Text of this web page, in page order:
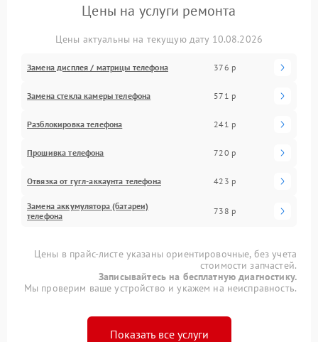
Цены на услуги ремонта
Цены актуальны на текущую дату 10.08.2026
Замена дисплея / матрицы телефона 376 р
Замена стекла камеры телефона 571 р
Разблокировка телефона 241 р
Прошивка телефона 720 р
Отвязка от гугл-аккаунта телефона 423 р
Замена аккумулятора (батареи)
телефона
738 р
Цены в прайс-листе указаны ориентировочные, без учета
стоимости запчастей.
Записывайтесь на бесплатную диагностику.
Мы проверим ваше устройство и укажем на неисправность.
Показать все услуги